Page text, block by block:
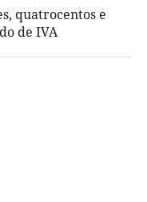
quatrocentos e
de IVA